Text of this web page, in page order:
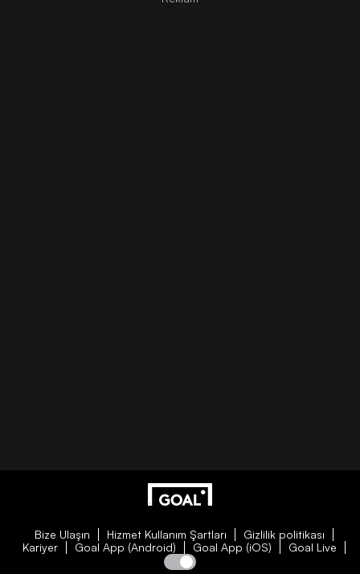
Bize Ulaşın Hizmet Kullanım Şartları
Gizlilik politikası
Kariyer
Goal App (Android) Goal App (iOS) Goal Live